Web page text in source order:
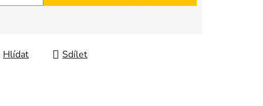
Hlídat Sdílet